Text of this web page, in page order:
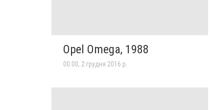
Opel Omega, 1988
00:00, 2 грудня 2016 р.